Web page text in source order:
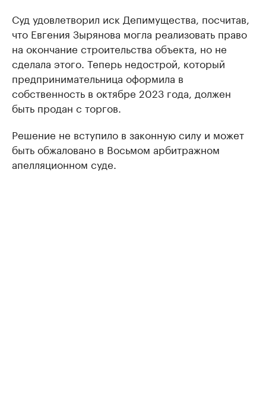
Суд удовлетворил иск Депимущества, посчитав,
что Евгения Зырянова могла реализовать право
на окончание строительства объекта, но не
сделала этого. Теперь недострой, который
предпринимательница оформила в
собственность в октябре 2023 года, должен
быть продан с торгов.
Решение не вступило в законную силу и может
быть обжаловано в Восьмом арбитражном
апелляционном суде.